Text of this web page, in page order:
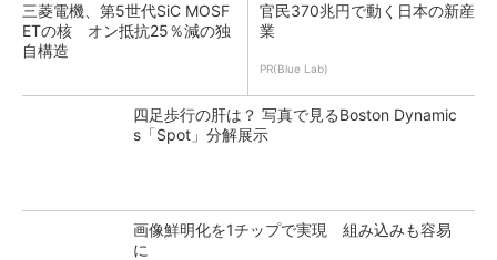
三菱電機、第5世代SiC MOSF
ETの核 オン抵抗25％減の独
自構造
官民370兆円で動く日本の新産
業
PR(Blue Lab)
四足歩行の肝は？ 写真で見るBoston Dynamic
s「Spot」分解展示
画像鮮明化を1チップで実現 組み込みも容易
に